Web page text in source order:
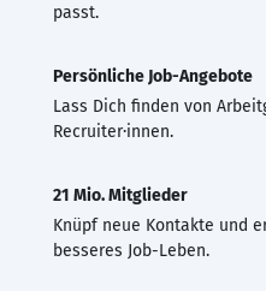
passt.
Persönliche Job-Angebote
Lass Dich finden von
Recruiter·innen.
21 Mio. Mitglieder
Knüpf neue Kontakte und
besseres Job-Leben.